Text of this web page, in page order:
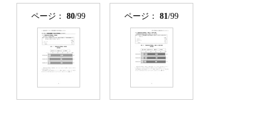
ページ： 80/99 ページ： 81/99